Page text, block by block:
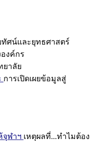
ทัศน์และยุทธศาสตร์
งค์กร
ยาลัย
การเปิดเผยข้อมูลสู่
จุฬาฯ เหตุผลที่...ทำไมต้อง